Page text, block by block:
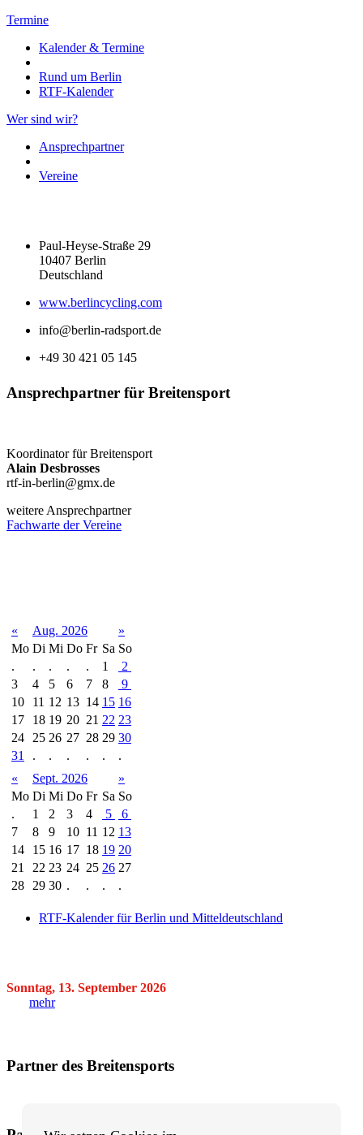
Termine
Kalender & Termine
Rund um Berlin
RTF-Kalender
Wer sind wir?
Ansprechpartner
Vereine
Paul-Heyse-Straße 29
10407 Berlin
Deutschland
www.berlincycling.com
info@berlin-radsport.de
+49 30 421 05 145
Ansprechpartner für Breitensport
Koordinator für Breitensport
Alain Desbrosses
rtf-in-berlin@gmx.de
weitere Ansprechpartner
Fachwarte der Vereine
« Aug. 2026
»
Mo Di Mi Do Fr Sa So
.
. . . . 1
2
3
4 5 6 7 8
9
10
11 12 13 14 15 16
17
18 19 20 21 22 23
24
25 26 27 28 29 30
31
. . . . .
.
«
Sept. 2026
»
Mo Di Mi Do Fr Sa So
.
1 2 3 4 5
6
7
8 9 10 11 12 13
14
15 16 17 18 19 20
21
22 23 24 25 26 27
28
29 30 . . . .
RTF-Kalender für Berlin und Mitteldeutschland
Sonntag, 13. September 2026
mehr
Partner des Breitensports